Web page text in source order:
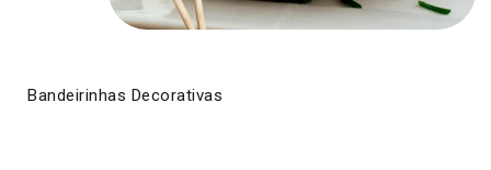
Bandeirinhas Decorativas